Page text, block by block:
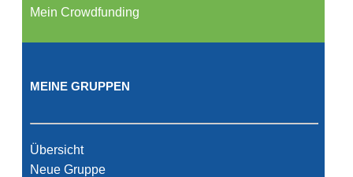
Mein Crowdfunding
MEINE GRUPPEN
Übersicht
Neue Gruppe